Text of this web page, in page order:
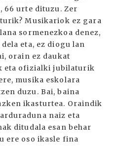
66 urte dituzu. Zer
Musikariok ez gara
sormenezkoa denez,
eta, ez diogu lan
orain ez daukat
eta ofizialki jubilaturik
musika eskolara
duzu. Bai, baina
ikasturtea. Oraindik
naiz eta
ditudala esan behar
ere oso ikasle fina